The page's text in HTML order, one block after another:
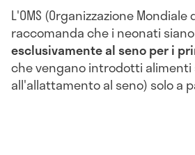
L'OMS (Organizzazione Mondiale
raccomanda che i neonati siano
esclusivamente al seno per i
che vengano introdotti alimenti
all'allattamento al seno) solo a